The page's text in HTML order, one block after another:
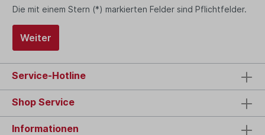
Die mit einem Stern (*) markierten Felder sind Pflichtfelder.
Weiter
Service-Hotline
Shop Service
Informationen